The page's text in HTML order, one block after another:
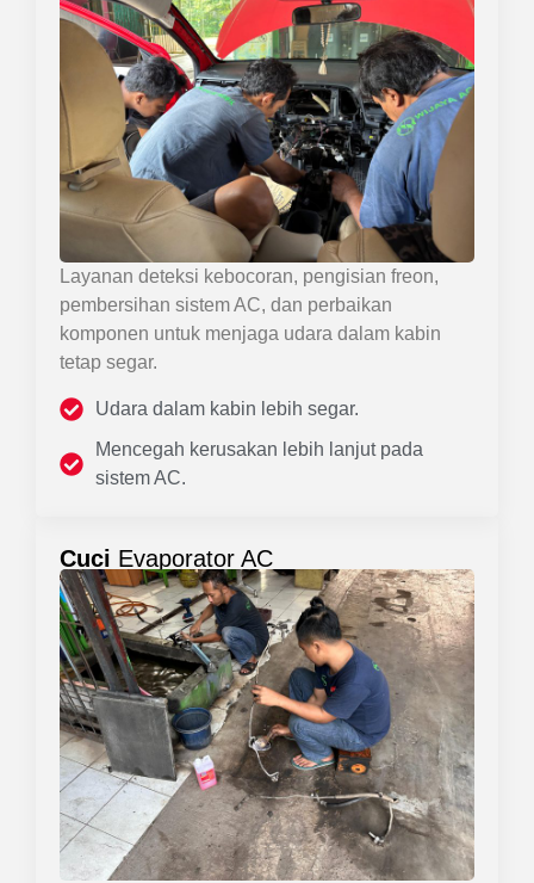
Layanan deteksi kebocoran, pengisian freon,
pembersihan sistem AC, dan perbaikan
komponen untuk menjaga udara dalam kabin
tetap segar.
Udara dalam kabin lebih segar.
Mencegah kerusakan lebih lanjut pada
sistem AC.
Cuci Evaporator AC